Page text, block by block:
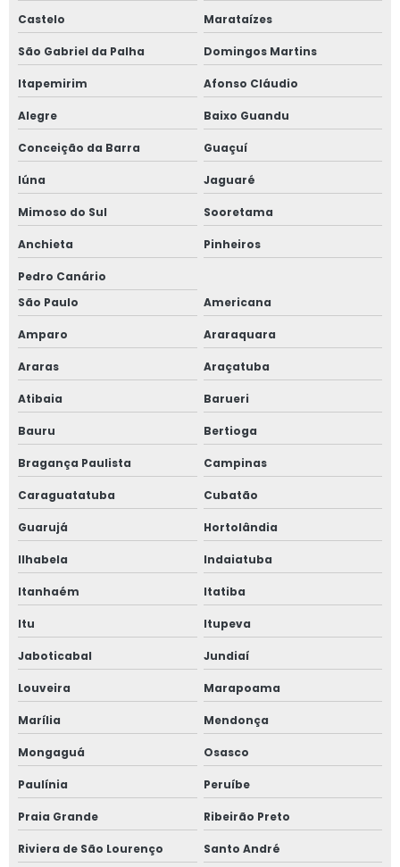
Castelo Marataízes
São Gabriel da Palha Domingos Martins
Itapemirim Afonso Cláudio
Alegre Baixo Guandu
Conceição da Barra Guaçuí
Iúna Jaguaré
Mimoso do Sul Sooretama
Anchieta Pinheiros
Pedro Canário
São Paulo
Americana
Amparo Araraquara
Araras Araçatuba
Atibaia Barueri
Bauru Bertioga
Bragança Paulista Campinas
Caraguatatuba Cubatão
Guarujá Hortolândia
Ilhabela Indaiatuba
Itanhaém Itatiba
Itu Itupeva
Jaboticabal Jundiaí
Louveira Marapoama
Marília Mendonça
Mongaguá Osasco
Paulínia Peruíbe
Praia Grande Ribeirão Preto
Riviera de São Lourenço Santo André